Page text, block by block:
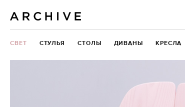
СВЕТ СТУЛЬЯ СТОЛЫ ДИВАНЫ КРЕСЛА